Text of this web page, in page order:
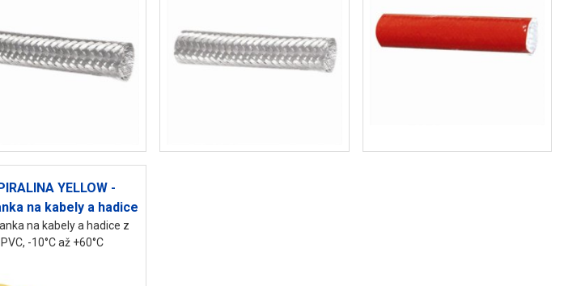
YELLOW -
na kabely a hadice
na kabely a hadice z
PVC, -10°C až +60°C